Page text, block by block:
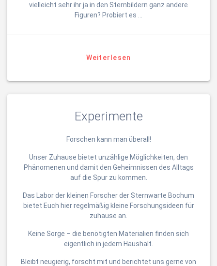
vielleicht sehr ihr ja in den Sternbildern ganz andere
Figuren? Probiert es …
Weiterlesen
Experimente
Forschen kann man überall!
Unser Zuhause bietet unzählige Möglichkeiten, den
Phänomenen und damit den Geheimnissen des Alltags
auf die Spur zu kommen.
Das Labor der kleinen Forscher der Sternwarte Bochum
bietet Euch hier regelmäßig kleine Forschungsideen für
zuhause an.
Keine Sorge – die benötigten Materialien finden sich
eigentlich in jedem Haushalt.
Bleibt neugierig, forscht mit und berichtet uns gerne von